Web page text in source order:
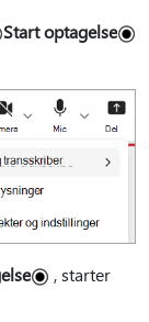
Start optagelse
, starter